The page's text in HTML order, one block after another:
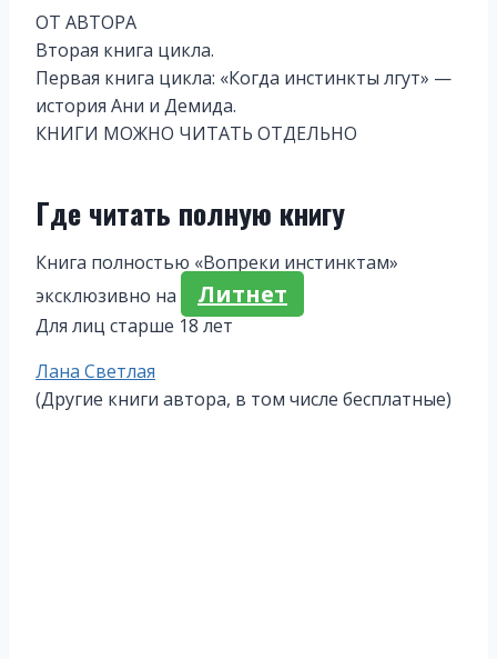
ОТ АВТОРА
Вторая книга цикла.
Первая книга цикла: «Когда инстинкты лгут» —
история Ани и Демида.
КНИГИ МОЖНО ЧИТАТЬ ОТДЕЛЬНО
Где читать полную книгу
Книга полностью «Вопреки инстинктам»
эксклюзивно на
Литнет
Для лиц старше 18 лет
Метки
записи:
Лана Светлая
(Другие книги автора, в том числе бесплатные)